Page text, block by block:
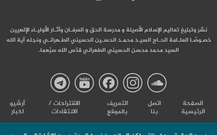
نشر وتبليغ تعاليم الإسلام الأصيلة و مدرسة الحق و العرفـان وآثـار الأوليـاء الإلهيين
خصـوصًـا العلـامة الحـاج السيـد محمـد الحسـين الحسيني الطـهرانـي ونجله آية الله
السيد محمد محسن الحسيني الطهراني قدّس الله سرّهما.
صفحة
صفحة
صفحة
صفحة
الصفحة
الرئيسية
اتصل
بنا
التعریف
بالموقع
الاقتراحات /
الانتقادات
آرشیو
اخبار